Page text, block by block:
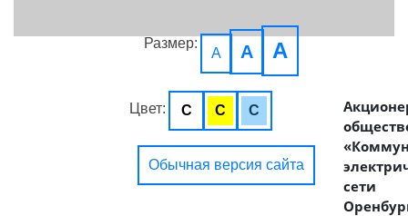
Размер:
A A A
Цвет: C C C
Обычная версия сайта
сети